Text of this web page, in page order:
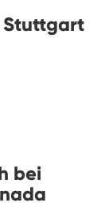
Stuttgart
bei